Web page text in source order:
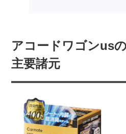
アコードワゴンus
主要諸元